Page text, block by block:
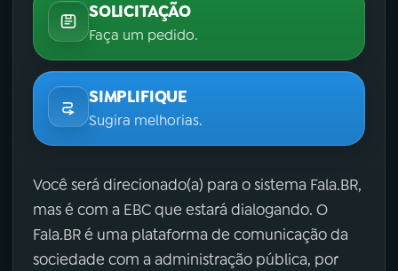
SOLICITAÇÃO
Faça um pedido.
SIMPLIFIQUE
Sugira melhorias.
Você será direcionado(a) para o sistema Fala.BR,
mas é com a EBC que estará dialogando. O
Fala.BR é uma plataforma de comunicação da
sociedade com a administração pública, por